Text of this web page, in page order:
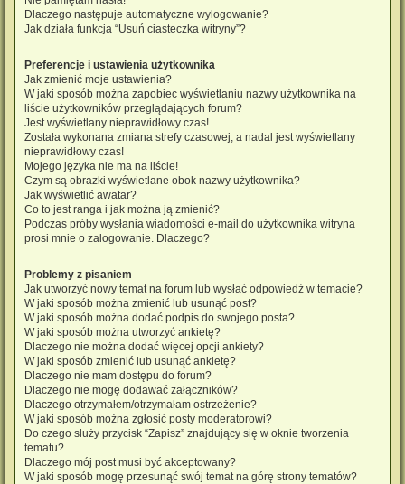
Dlaczego następuje automatyczne wylogowanie?
Jak działa funkcja “Usuń ciasteczka witryny”?
Preferencje i ustawienia użytkownika
Jak zmienić moje ustawienia?
W jaki sposób można zapobiec wyświetlaniu nazwy użytkownika na
liście użytkowników przeglądających forum?
Jest wyświetlany nieprawidłowy czas!
Została wykonana zmiana strefy czasowej, a nadal jest wyświetlany
nieprawidłowy czas!
Mojego języka nie ma na liście!
Czym są obrazki wyświetlane obok nazwy użytkownika?
Jak wyświetlić awatar?
Co to jest ranga i jak można ją zmienić?
Podczas próby wysłania wiadomości e-mail do użytkownika witryna
prosi mnie o zalogowanie. Dlaczego?
Problemy z pisaniem
Jak utworzyć nowy temat na forum lub wysłać odpowiedź w temacie?
W jaki sposób można zmienić lub usunąć post?
W jaki sposób można dodać podpis do swojego posta?
W jaki sposób można utworzyć ankietę?
Dlaczego nie można dodać więcej opcji ankiety?
W jaki sposób zmienić lub usunąć ankietę?
Dlaczego nie mam dostępu do forum?
Dlaczego nie mogę dodawać załączników?
Dlaczego otrzymałem/otrzymałam ostrzeżenie?
W jaki sposób można zgłosić posty moderatorowi?
Do czego służy przycisk “Zapisz” znajdujący się w oknie tworzenia
tematu?
Dlaczego mój post musi być akceptowany?
W jaki sposób mogę przesunąć swój temat na górę strony tematów?